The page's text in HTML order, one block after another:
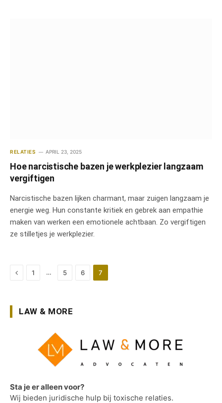
RELATIES APRIL 23, 2025
Hoe narcistische bazen je werkplezier langzaam
vergiftigen
Narcistische bazen lijken charmant, maar zuigen langzaam je
energie weg. Hun constante kritiek en gebrek aan empathie
maken van werken een emotionele achtbaan. Zo vergiftigen
ze stilletjes je werkplezier.
Previous
1 … 5 6 7
LAW & MORE
Sta je er alleen voor?
Wij bieden juridische hulp bij toxische relaties.